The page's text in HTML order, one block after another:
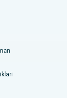
shifoxona